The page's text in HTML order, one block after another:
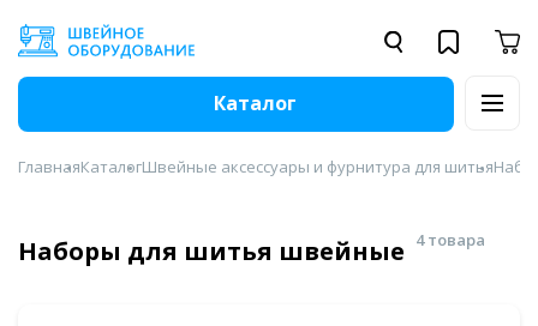
Каталог
ГлавнаяКаталогШвейные аксессуары и фурнитура для шитья
Наборы для шитья швейные 4 товара